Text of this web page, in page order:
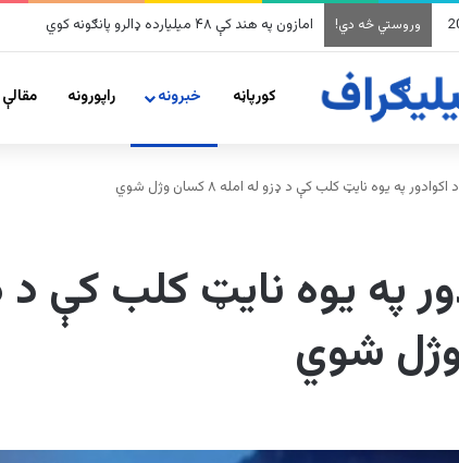
وروستي څه دي! امازون په هند کې ۴۸ میلیارده ډالرو پانګونه کوي
کورپاڼه خبرونه راپورونه مقالې
د اکوادور په یوه نایټ کلب کې د ډزو له امله ۸ کسان وژل شوي
شوي